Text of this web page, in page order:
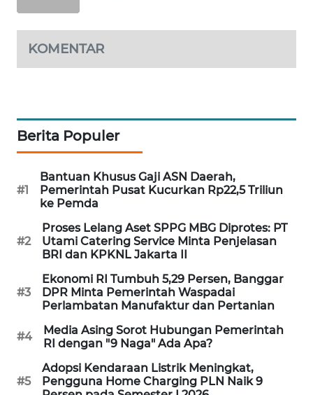
KOMENTAR
Berita Populer
#1
Bantuan Khusus Gaji ASN Daerah,
Pemerintah Pusat Kucurkan Rp22,5 Triliun
ke Pemda
#2
Proses Lelang Aset SPPG MBG Diprotes: PT
Utami Catering Service Minta Penjelasan
BRI dan KPKNL Jakarta II
#3
Ekonomi RI Tumbuh 5,29 Persen, Banggar
DPR Minta Pemerintah Waspadai
Perlambatan Manufaktur dan Pertanian
#4
Media Asing Sorot Hubungan Pemerintah
RI dengan "9 Naga" Ada Apa?
#5
Adopsi Kendaraan Listrik Meningkat,
Pengguna Home Charging PLN Naik 9
WATCH
LPKKI
KOPEKLIN
PORTAL
KONSUMEN
FORWAMKI
ALPERKLINAS
FORJASIDA